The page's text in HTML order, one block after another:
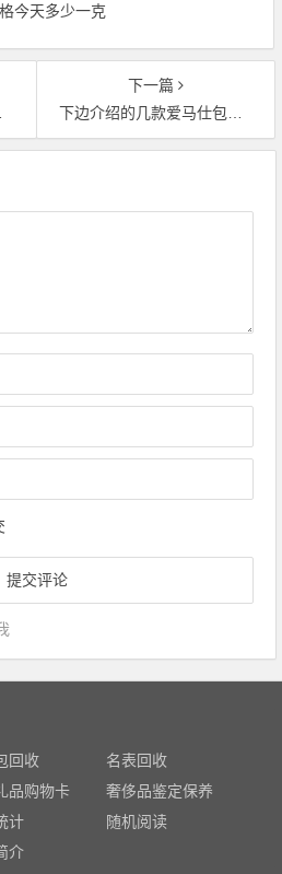
今天多少一克
下一篇
下边介绍的几款爱马仕包包，你最喜欢哪个呢？（单选）
回收
名表回收
品购物卡
奢侈品鉴定保养
计
随机阅读
介